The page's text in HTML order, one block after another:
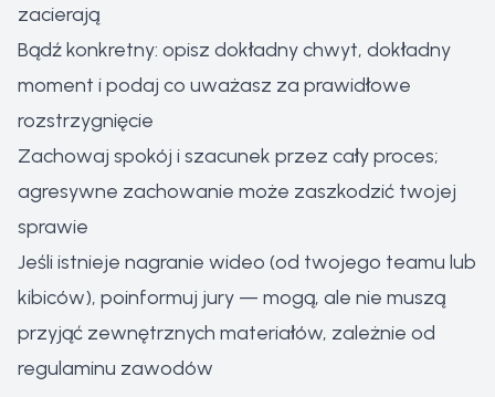
zacierają
Bądź konkretny: opisz dokładny chwyt, dokładny
moment i podaj co uważasz za prawidłowe
rozstrzygnięcie
Zachowaj spokój i szacunek przez cały proces;
agresywne zachowanie może zaszkodzić twojej
sprawie
Jeśli istnieje nagranie wideo (od twojego teamu lub
kibiców), poinformuj jury — mogą, ale nie muszą
przyjąć zewnętrznych materiałów, zależnie od
regulaminu zawodów